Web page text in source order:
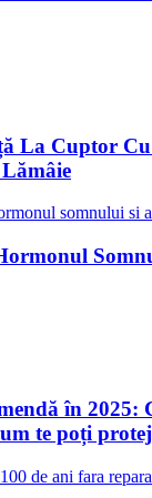
La Cuptor
în 2025:
te poți